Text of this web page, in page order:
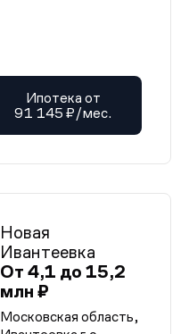
Ипотека от
91 145 ₽/мес.
Новая
Ивантеевка
От 4,1 до 15,2
млн ₽
Московская область,